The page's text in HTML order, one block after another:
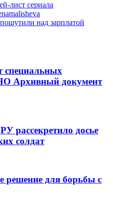
лист сериала
над зарплатой
Архивный документ
рассекретило досье
солдат
решение для борьбы с